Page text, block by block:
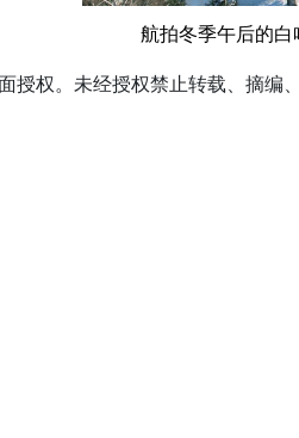
航拍冬季午后的
授权。未经授权禁止转载、摘编